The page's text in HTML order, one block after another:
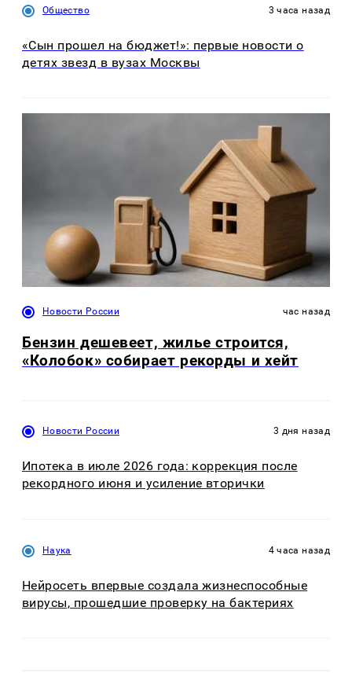
Общество 3 часа назад
«Сын прошел на бюджет!»: первые новости о
детях звезд в вузах Москвы
Новости России час назад
Бензин дешевеет, жилье строится,
«Колобок» собирает рекорды и хейт
Новости России 3 дня назад
Ипотека в июле 2026 года: коррекция после
рекордного июня и усиление вторички
Наука 4 часа назад
Нейросеть впервые создала жизнеспособные
вирусы, прошедшие проверку на бактериях